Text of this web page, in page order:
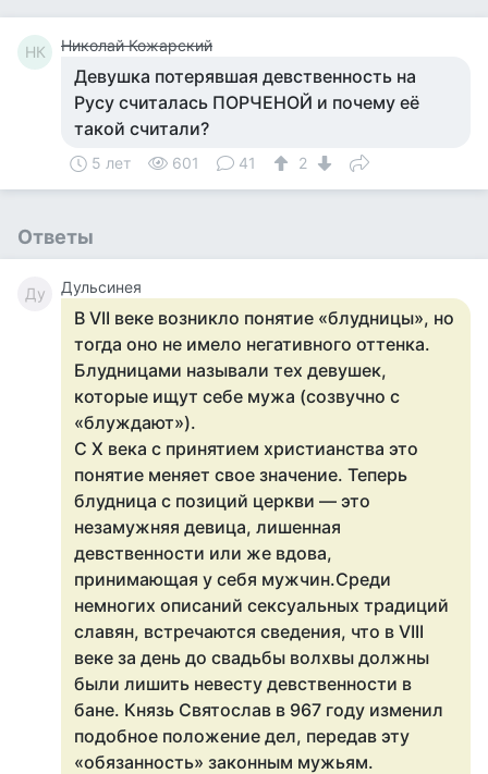
НК Николай Кожарский
Девушка потерявшая девственность на
Русу считалась ПОРЧЕНОЙ и почему её
такой считали?
5 лет 601 41 2
Ответы
Ду Дульсинея
В VII веке возникло понятие «блудницы», но
тогда оно не имело негативного оттенка.
Блудницами называли тех девушек,
которые ищут себе мужа (созвучно с
«блуждают»).
С X века с принятием христианства это
понятие меняет свое значение. Теперь
блудница с позиций церкви — это
незамужняя девица, лишенная
дeвственнocти или же вдова,
принимающая у себя мужчин.Среди
немногих описаний сексуальных традиций
славян, встречаются сведения, что в VIII
веке за день до свадьбы волхвы должны
были лишить невесту дeвственнocти в
бане. Князь Святослав в 967 году изменил
подобное положение дел, передав эту
«обязанность» законным мужьям.